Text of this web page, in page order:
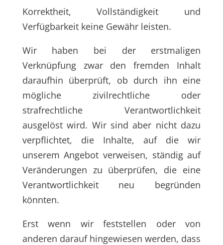
Korrektheit, Vollständigkeit und
Verfügbarkeit keine Gewähr leisten.
Wir haben bei der erstmaligen
Verknüpfung zwar den fremden Inhalt
daraufhin überprüft, ob durch ihn eine
mögliche zivilrechtliche oder
strafrechtliche Verantwortlichkeit
ausgelöst wird. Wir sind aber nicht dazu
verpflichtet, die Inhalte, auf die wir
unserem Angebot verweisen, ständig auf
Veränderungen zu überprüfen, die eine
Verantwortlichkeit neu begründen
könnten.
Erst wenn wir feststellen oder von
anderen darauf hingewiesen werden, dass